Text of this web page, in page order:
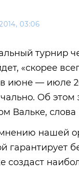
03:06
турнир
«скорее
июне — июле
Об
Вальке,
нашей
гарантирует
создаст